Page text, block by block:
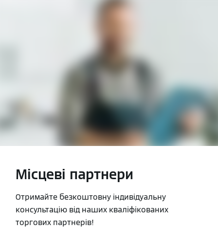
Місцеві партнери
Отримайте безкоштовну індивідуальну
консультацію від наших кваліфікованих
торгових партнерів!